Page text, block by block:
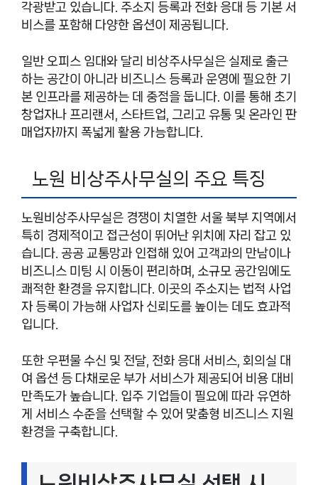
각광받고 있습니다. 주소지 등록과 전화 응대 등 기본 서
비스를 포함해 다양한 옵션이 제공됩니다.
일반 오피스 임대와 달리 비상주사무실은 실제로 출근
하는 공간이 아니라 비즈니스 등록과 운영에 필요한 기
본 인프라를 제공하는 데 중점을 둡니다. 이를 통해 초기
창업자나 프리랜서, 스타트업, 그리고 유통 및 온라인 판
매업자까지 폭넓게 활용 가능합니다.
노원 비상주사무실의 주요 특징
노원비상주사무실은 경쟁이 치열한 서울 북부 지역에서
특히 경제적이고 접근성이 뛰어난 위치에 자리 잡고 있
습니다. 공공 교통망과 인접해 있어 고객과의 만남이나
비즈니스 미팅 시 이동이 편리하며, 소규모 공간임에도
쾌적한 환경을 유지합니다. 이곳의 주소지는 법적 사업
자 등록이 가능해 사업자 신뢰도를 높이는 데도 효과적
입니다.
또한 우편물 수신 및 전달, 전화 응대 서비스, 회의실 대
여 옵션 등 다채로운 부가 서비스가 제공되어 비용 대비
만족도가 높습니다. 입주 기업들이 필요에 따라 유연하
게 서비스 수준을 선택할 수 있어 맞춤형 비즈니스 지원
환경을 구축합니다.